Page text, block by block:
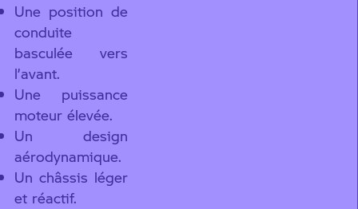
Une position de
conduite
basculée vers
l’avant.
Une puissance
moteur élevée.
Un design
aérodynamique.
Un châssis léger
et réactif.